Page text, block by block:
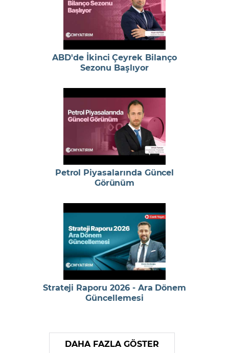
ABD'de İkinci Çeyrek Bilanço
Sezonu Başlıyor
Petrol Piyasalarında Güncel
Görünüm
Strateji Raporu 2026 - Ara Dönem
Güncellemesi
DAHA FAZLA GÖSTER